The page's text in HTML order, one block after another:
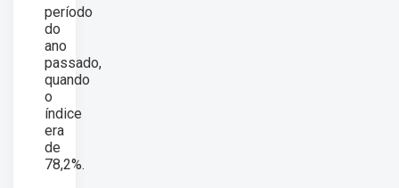
período
do
ano
passado,
quando
o
índice
era
de
78,2%.